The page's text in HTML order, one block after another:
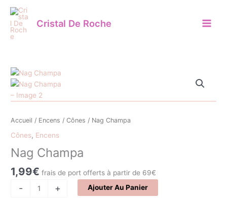
contenu
Cristal De Roche
Accueil / Encens /Cônes / Nag Champa
Cônes, Encens
Nag Champa
1,99€ frais de port offerts à partir de 69€
-
quantité
de
Nag
+ Ajouter Au Panier